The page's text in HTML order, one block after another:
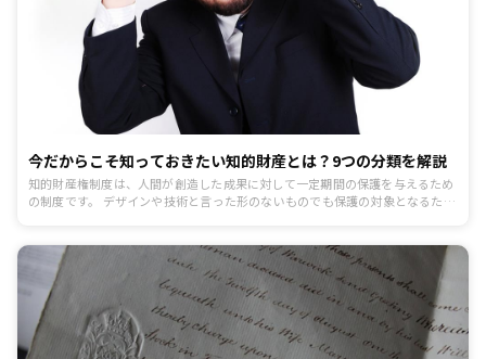
今だからこそ知っておきたい知的財産とは？9つの分類を解説
知的財産権制度は、人間が創造した成果に対して一定期間の保護を与えるため
の制度です。 デザインや技術と言った形のないものでも保護の対象となるた
ます。 「法律の条文は難しくて頭に入らない」と悩んでいる方は、この機会に
基本知識だけでも学んでみてはいかがでしょうか。